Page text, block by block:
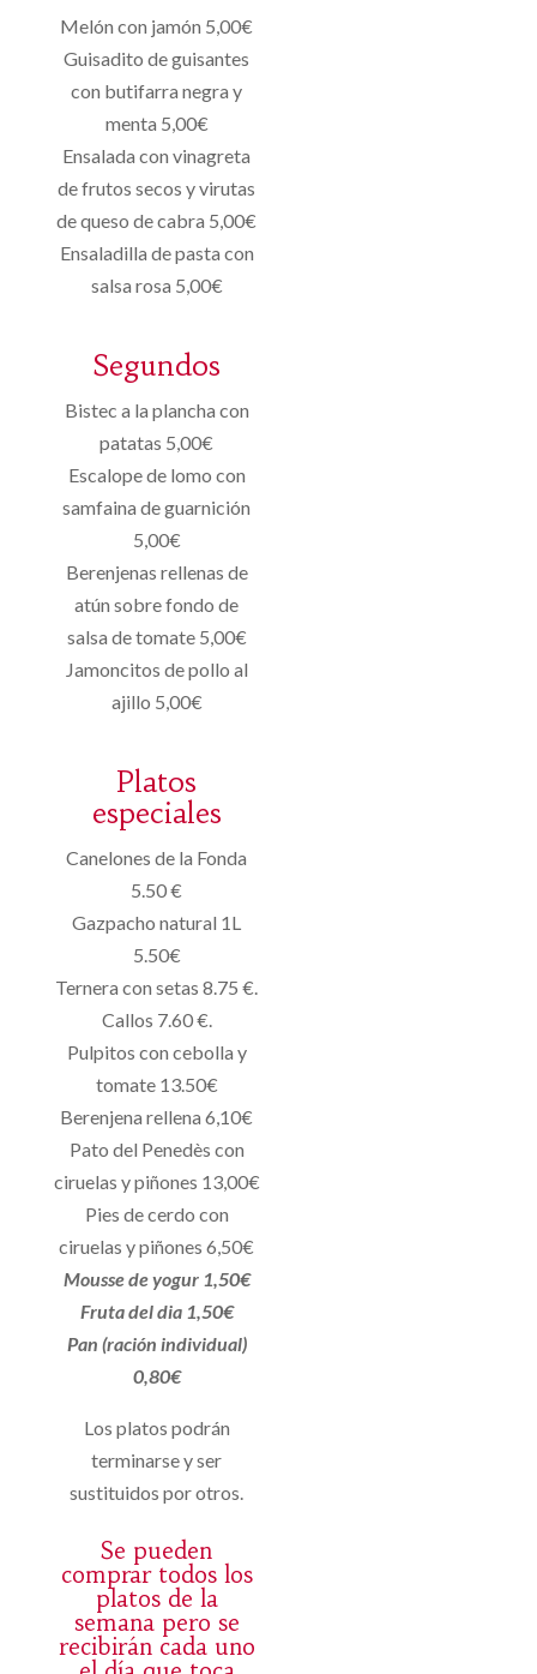
Melón con jamón 5,00€
Guisadito de guisantes
con butifarra negra y
menta 5,00€
Ensalada con vinagreta
de frutos secos y virutas
de queso de cabra 5,00€
Ensaladilla de pasta con
salsa rosa 5,00€
Segundos
Bistec a la plancha con
patatas 5,00€
Escalope de lomo con
samfaina de guarnición
5,00€
Berenjenas rellenas de
atún sobre fondo de
salsa de tomate 5,00€
Jamoncitos de pollo al
ajillo 5,00€
Platos
especiales
Canelones de la Fonda
5.50 €
Gazpacho natural 1L
5.50€
Ternera con setas 8.75 €.
Callos 7.60 €.
Pulpitos con cebolla y
tomate 13.50€
Berenjena rellena 6,10€
Pato del Penedès con
ciruelas y piñones 13,00€
Pies de cerdo con
ciruelas y piñones 6,50€
Mousse de yogur 1,50€
Fruta del dia 1,50€
Pan (ración individual)
0,80€
Los platos podrán
terminarse y ser
sustituidos por otros.
Se pueden
comprar todos los
platos de la
semana pero se
recibirán cada uno